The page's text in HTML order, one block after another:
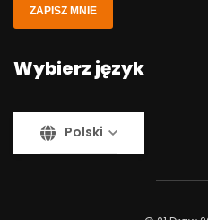
ZAPISZ MNIE
Wybierz język
Polski